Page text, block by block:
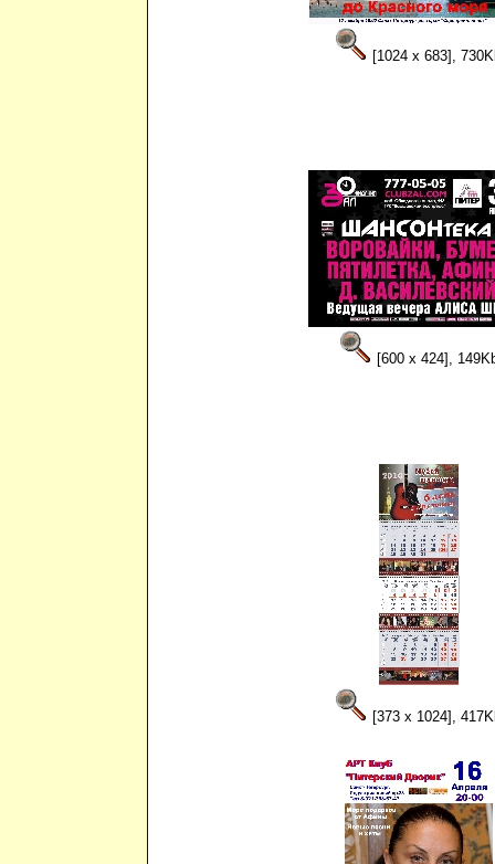
[1024 x 683],
[600 x 424],
[373 x 1024],